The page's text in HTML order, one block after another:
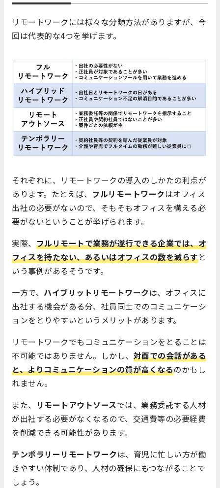
リモートワークには様々な分類方法がありますが、今
回は代表的な4つを挙げます。
それぞれに、リモートワークの導入のしかたの利点が
あります。たとえば、 フルリモートワークはオフィス
出社の必要がないので、そもそもオフィスを構える必
要がないということが挙げられます。
実際、 フルリモートで業務が遂行できる企業では、オ
フィスを持たない、あるいはオフィスの数を減らすと
いう事例があるそうです。
一方で、 ハイブリットリモートワークは、オフィスに
出社する機会がある分、社員同士でのコミュニケーシ
ョンをとりやすいというメリットがあります。
リモートワークでもコミュニケーションをとることは
不可能ではありません。しかし、 対面での会話がある
と、よりコミュニケーションの質が高くなるのかもし
れません。
また、
リモートアウトソースでは、業務委託する人材
が出社する必要がなくなるので、交通費等の必要経費
を削減できる可能性があります。
テンポラリーリモートワークは、育児に忙しい方が働
きやすい体制であり、人材の確保にもつながることで
しょう。